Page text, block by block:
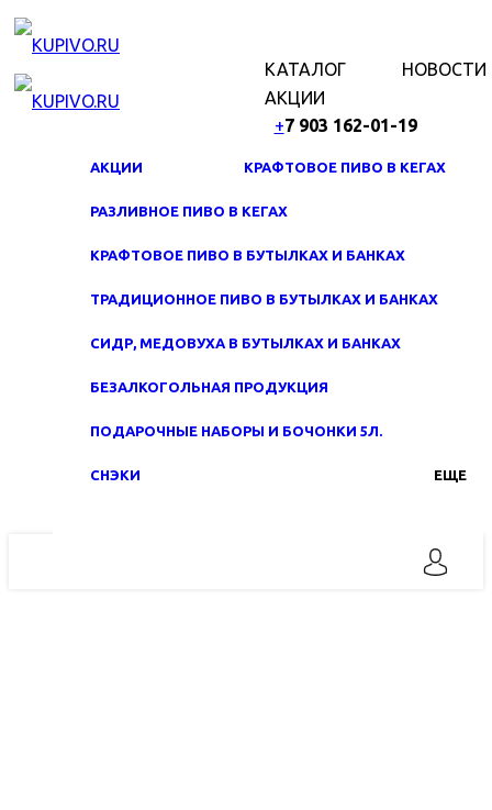
КАТАЛОГ
НОВОСТИ
АКЦИИ
+7 903 162-01-19
АКЦИИ КРАФТОВОЕ ПИВО В КЕГАХ
РАЗЛИВНОЕ ПИВО В КЕГАХ
КРАФТОВОЕ ПИВО В БУТЫЛКАХ И БАНКАХ
ТРАДИЦИОННОЕ ПИВО В БУТЫЛКАХ И БАНКАХ
СИДР, МЕДОВУХА В БУТЫЛКАХ И БАНКАХ
БЕЗАЛКОГОЛЬНАЯ ПРОДУКЦИЯ
ПОДАРОЧНЫЕ НАБОРЫ И БОЧОНКИ 5Л.
СНЭКИ ЕЩЕ